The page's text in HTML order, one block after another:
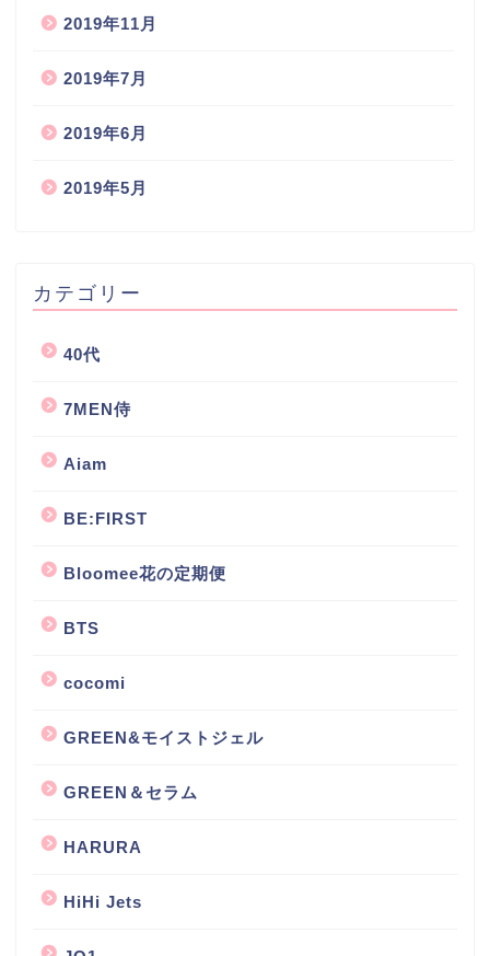
2019年11月
2019年7月
2019年6月
2019年5月
カテゴリー
40代
7MEN侍
Aiam
BE:FIRST
Bloomee花の定期便
BTS
cocomi
GREEN&モイストジェル
GREEN＆セラム
HARURA
HiHi Jets